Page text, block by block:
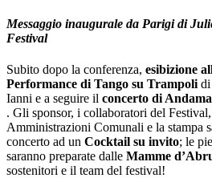
Messaggio inaugurale da Parigi di
Festival
Subito dopo la conferenza, esibizione
Performance di Tango su Trampoli di
Ianni e a seguire il concerto di
. Gli sponsor, i collaboratori del
Amministrazioni Comunali e la stampa
concerto ad un Cocktail su invito; le
saranno preparate dalle Mamme
sostenitori e il team del festival!